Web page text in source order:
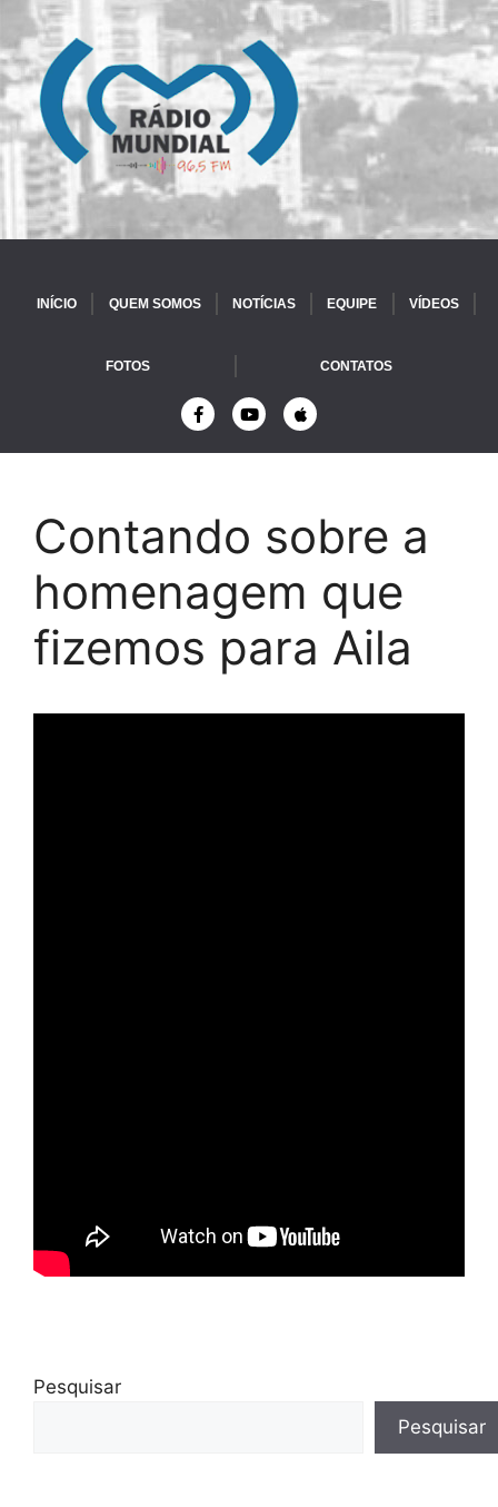
INÍCIO QUEM SOMOS NOTÍCIAS EQUIPE VÍDEOS
FOTOS CONTATOS
Contando sobre a
homenagem que
fizemos para Aila
Pesquisar
Pesquisar